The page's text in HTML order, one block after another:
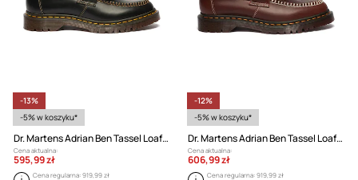
-13%
-5% w koszyku*
Dr. Martens Adrian Ben Tassel Loafer mokasyny skórzane
Cena aktualna:
595,99 zł
Cena regularna:919,99 zł
-12%
-5% w koszyku*
Dr. Martens Adrian Ben Tassel Loafer mokasyny skórzane
Cena aktualna:
606,99 zł
Cena regularna:919,99 zł